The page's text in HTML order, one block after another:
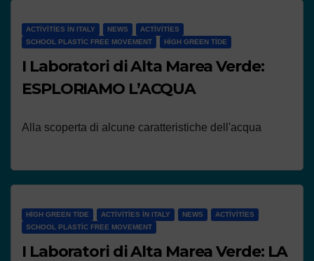
ACTIVITIES IN ITALY NEWS
ACTIVITIES
SCHOOL PLASTIC FREE MOVEMENT
HIGH GREEN TIDE
I Laboratori di Alta Marea Verde:
ESPLORIAMO L’ACQUA
Alla scoperta di alcune caratteristiche dell'acqua
HIGH GREEN TIDE ACTIVITIES IN ITALY NEWS
ACTIVITIES
SCHOOL PLASTIC FREE MOVEMENT
I Laboratori di Alta Marea Verde: LA